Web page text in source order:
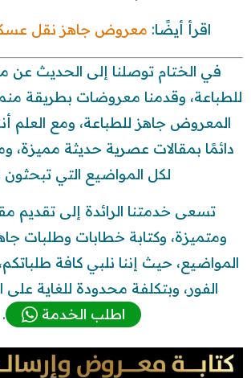
اقرأ أيضًا: معروض جاهز نقل
في الختام توصلنا إلى الحديث
للطباعة، وقدمنا معروضات بطريقة
المعروض جاهز للطباعة، ومع العلم
دائمًا بمقالات عصرية حديثة مميزة،
لكل المواضيع التي تبحثون
تسعى خدمتنا الرائدة إلى تقديم
ومتميزة، وكتابة خطابات وطلبات
المواضيع، حيث إننا نلبي كافة
الفور، وبتكلفة محدودة للغاية على
اطلب الخدمة
.